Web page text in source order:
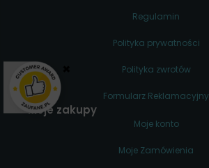
Regulamin
Polityka prywatności
Polityka zwrotów
Formularz Reklamacyjny
Moje zakupy
Moje konto
Moje Zamówienia